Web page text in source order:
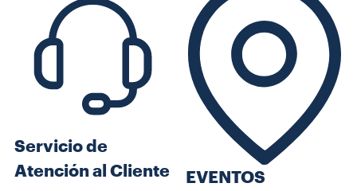
Servicio de
Atención al Cliente
EVENTOS